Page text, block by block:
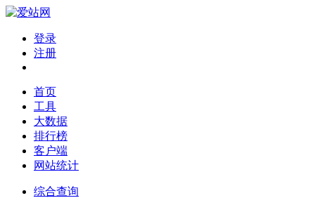
登录
注册
首页
工具
大数据
排行榜
客户端
网站统计
综合查询